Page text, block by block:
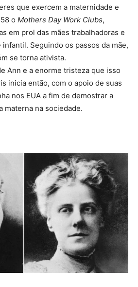
que exercem a maternidade e
o Mothers Day Work Clubs,
em prol das mães trabalhadoras e
Seguindo os passos da mãe,
se torna ativista.
Ann e a enorme tristeza que isso
inicia então, com o apoio de suas
nos EUA a fim de demostrar a
materna na sociedade.